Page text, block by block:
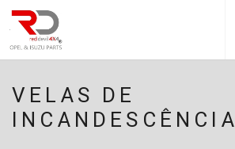
VELAS DE
INCANDESCÊNCIA